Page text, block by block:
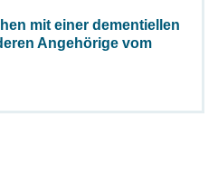
mit einer dementiellen
Angehörige vom